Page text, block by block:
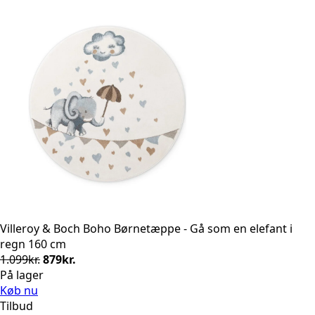
Villeroy & Boch Boho Børnetæppe - Gå som en elefant i
regn 160 cm
1.099kr.Den
oprindelige
879kr.
På lager
Køb nu
Tilbud